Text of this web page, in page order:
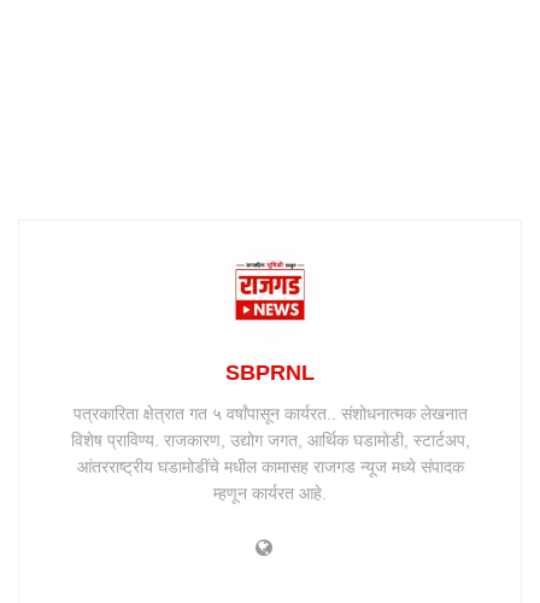
SBPRNL
पत्रकारिता क्षेत्रात गत ५ वर्षांपासून कार्यरत.. संशोधनात्मक लेखनात
विशेष प्राविण्य. राजकारण, उद्योग जगत, आर्थिक घडामोडी, स्टार्टअप,
आंतरराष्ट्रीय घडामोडींचे मधील कामासह राजगड न्यूज मध्ये संपादक
म्हणून कार्यरत आहे.